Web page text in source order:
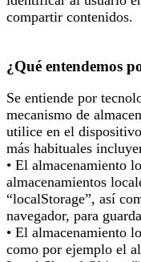
compartir contenidos.
¿Qué entendemos
Se entiende por
mecanismo de
utilice en el
más habituales
• El almacenamiento
almacenamientos
“localStorage”, así
navegador, para
• El almacenamiento
como por ejemplo el